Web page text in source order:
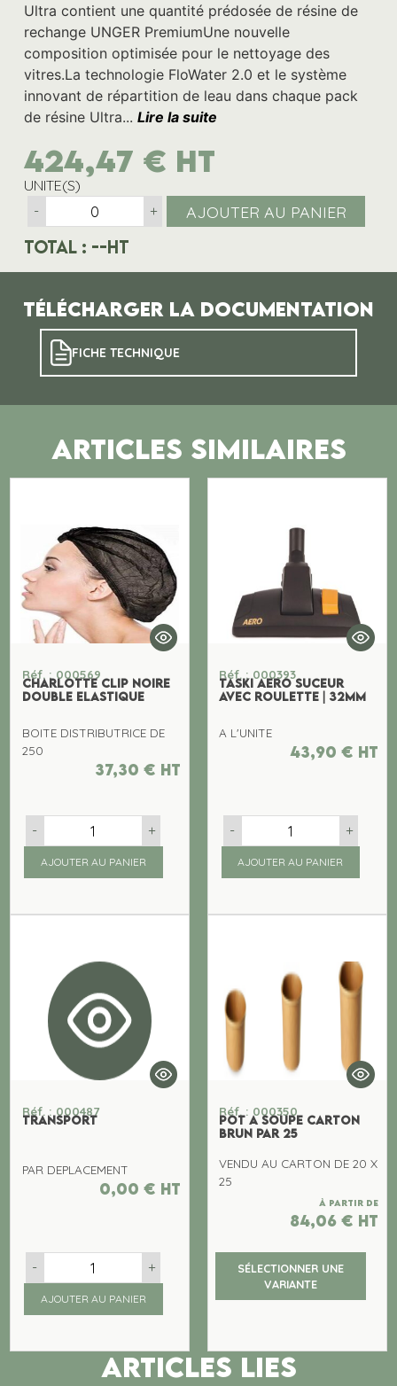
Ultra contient une quantité prédosée de résine de
rechange UNGER PremiumUne nouvelle
composition optimisée pour le nettoyage des
vitres.La technologie FloWater 2.0 et le système
innovant de répartition de leau dans chaque pack
de résine Ultra... Lire la suite
424,47 € HT
UNITE(S)
-
+ AJOUTER AU PANIER
Total : --HT
Télécharger la documentation
FICHE TECHNIQUE
ARTICLES SIMILAIRES
Réf. : 000569
CHARLOTTE CLIP NOIRE
DOUBLE ELASTIQUE
BOITE DISTRIBUTRICE DE
250
37,30 € ht
- +
AJOUTER AU PANIER
Réf. : 000393
TASKI AERO SUCEUR
AVEC ROULETTE | 32MM
A L'UNITE
43,90 € ht
- +
AJOUTER AU PANIER
Réf. : 000487
TRANSPORT
PAR DEPLACEMENT
0,00 € ht
- +
AJOUTER AU PANIER
Réf. : 000350
POT A SOUPE CARTON
BRUN PAR 25
VENDU AU CARTON DE 20 X
25
À partir de
84,06 € ht
SÉLECTIONNER UNE
VARIANTE
ARTICLES LIES